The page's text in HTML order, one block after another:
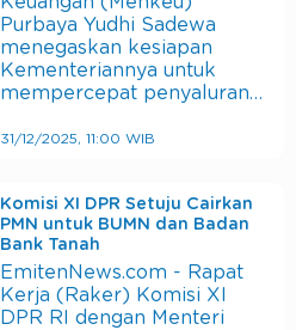
Purbaya Yudhi Sadewa
menegaskan kesiapan
Kementeriannya untuk
mempercepat penyaluran…
31/12/2025, 11:00 WIB
Komisi XI DPR Setuju Cairkan
PMN untuk BUMN dan Badan
Bank Tanah
EmitenNews.com - Rapat
Kerja (Raker) Komisi XI
DPR RI dengan Menteri